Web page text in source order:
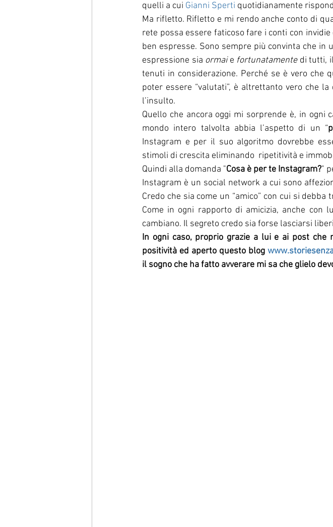
quelli a cui Gianni Sperti quotidianamente
Ma rifletto. Rifletto e mi rendo anche conto di
rete possa essere faticoso fare i conti con
ben espresse. Sono sempre più convinta che
espressione sia ormai e fortunatamente di tutti,
tenuti in considerazione. Perché se è vero che
poter essere “valutati”, è altrettanto vero che
l’insulto.
Quello che ancora oggi mi sorprende è, in ogni
mondo intero talvolta abbia l’aspetto di un “
Instagram e per il suo algoritmo dovrebbe
stimoli di crescita eliminando  ripetitività e
Quindi alla domanda "Cosa è per te Instagram?"
Instagram è un social network a cui sono
Credo che sia come un “amico” con cui si
Come in ogni rapporto di amicizia, anche con
cambiano. Il segreto credo sia forse lasciarsi
In ogni caso, proprio grazie a lui e ai post che
positività ed aperto questo blog
il sogno che ha fatto avverare mi sa che glielo